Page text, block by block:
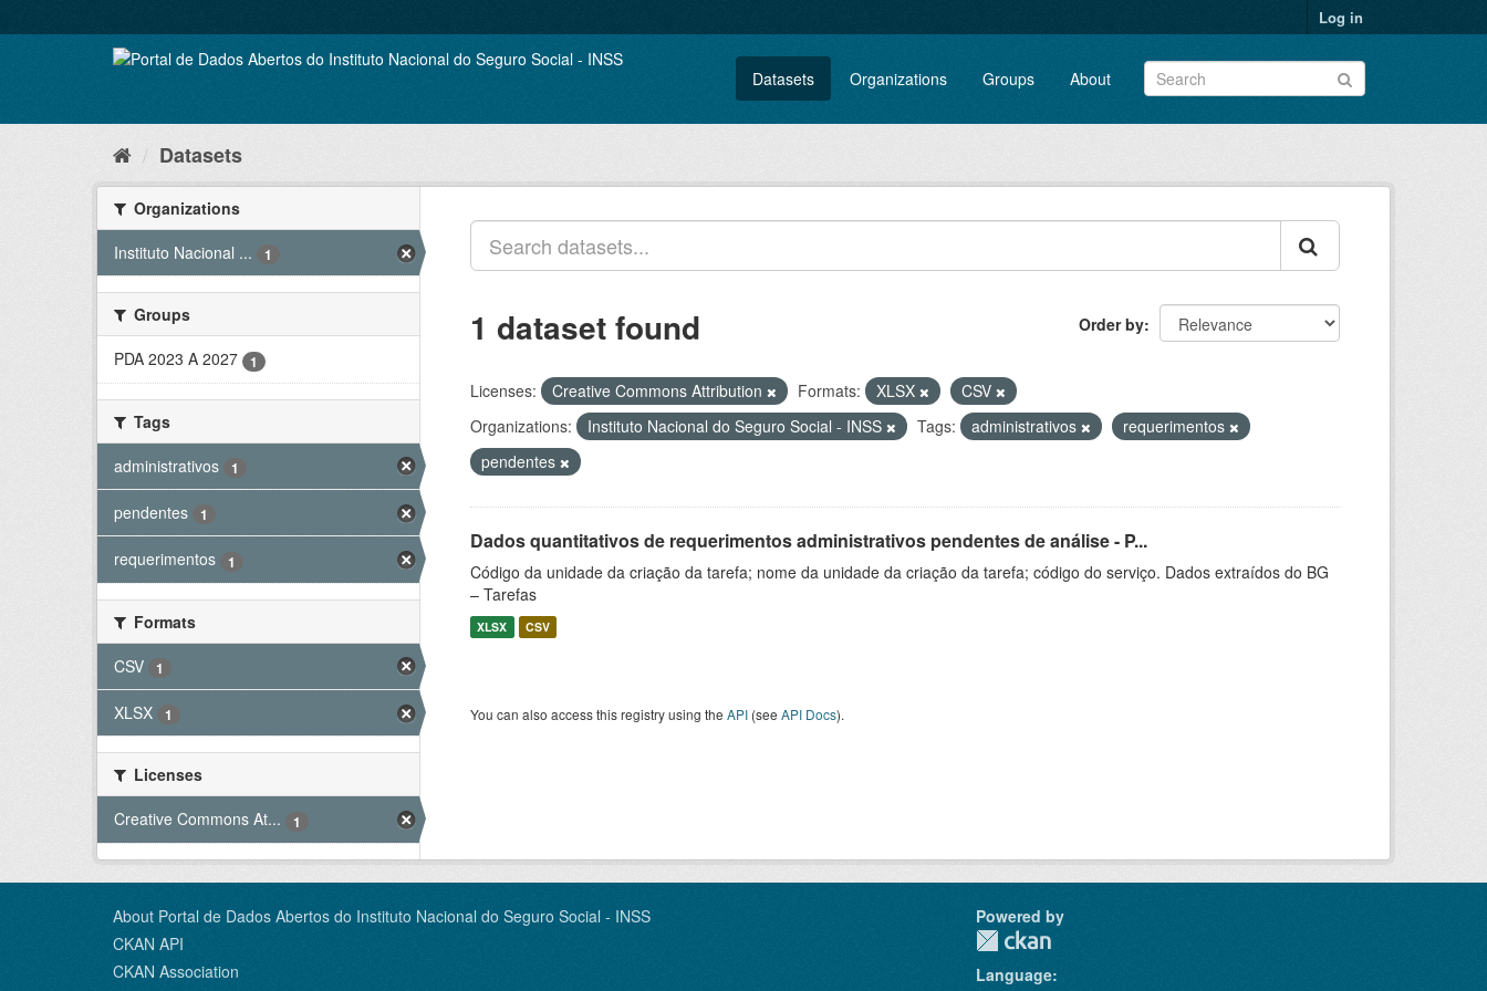
to
Log in
Datasets Organizations Groups About
Datasets
Organizations
Instituto Nacional ...
1
Groups
PDA 2023 A 2027
1
Tags
administrativos
1
pendentes 1
requerimentos 1
Formats
CSV
1
XLSX 1
Licenses
Creative Commons At...
1
Order by
1 dataset found
Licenses: Creative Commons Attribution Formats: XLSX
CSV
Organizations:
Instituto Nacional do Seguro Social - INSS Tags: administrativos
requerimentos
pendentes
Dados quantitativos de requerimentos administrativos pendentes de análise - P...
Código da unidade da criação da tarefa; nome da unidade da criação da tarefa; código do serviço. Dados extraídos do BG
– Tarefas
XLSX CSV
You can also access this registry using the API (see API Docs).
About Portal de Dados Abertos do Instituto Nacional do Seguro Social - INSS
CKAN API
CKAN Association
Powered by
Language